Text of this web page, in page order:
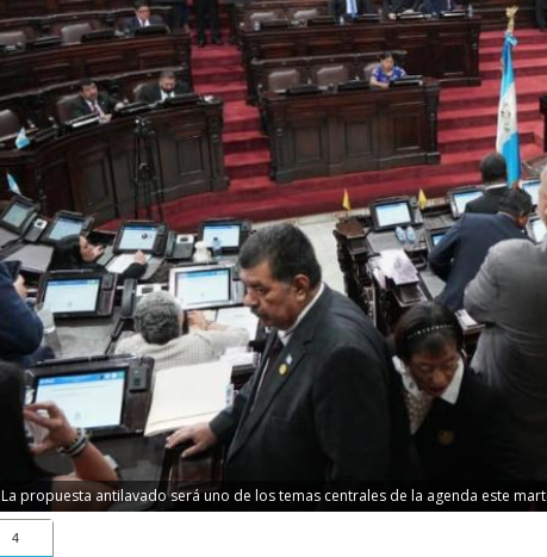
La propuesta antilavado será uno de los temas centrales de la agenda este
4